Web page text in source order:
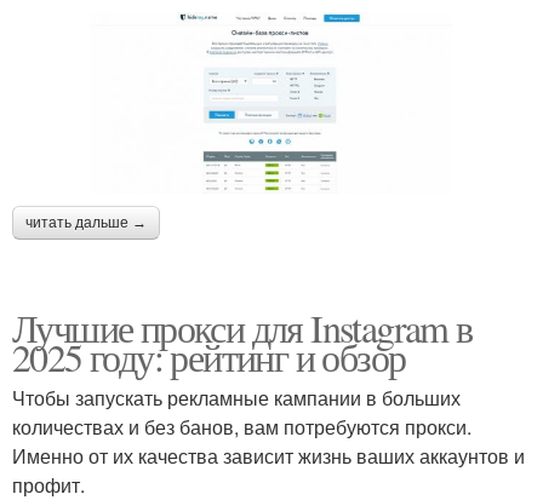
читать дальше →
Лучшие прокси для Instagram в
2025 году: рейтинг и обзор
Чтобы запускать рекламные кампании в больших
количествах и без банов, вам потребуются прокси.
Именно от их качества зависит жизнь ваших аккаунтов и
профит.